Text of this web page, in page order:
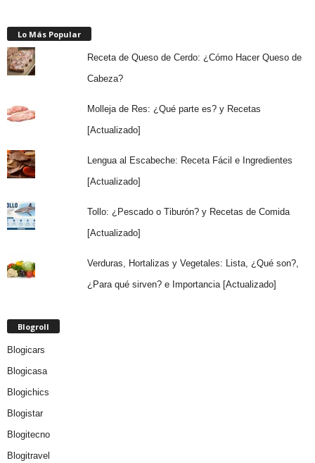
Lo Más Popular
Receta de Queso de Cerdo: ¿Cómo Hacer Queso de
Cabeza?
Molleja de Res: ¿Qué parte es? y Recetas
[Actualizado]
Lengua al Escabeche: Receta Fácil e Ingredientes
[Actualizado]
Tollo: ¿Pescado o Tiburón? y Recetas de Comida
[Actualizado]
Verduras, Hortalizas y Vegetales: Lista, ¿Qué son?,
¿Para qué sirven? e Importancia [Actualizado]
Blogroll
Blogicars
Blogicasa
Blogichics
Blogistar
Blogitecno
Blogitravel